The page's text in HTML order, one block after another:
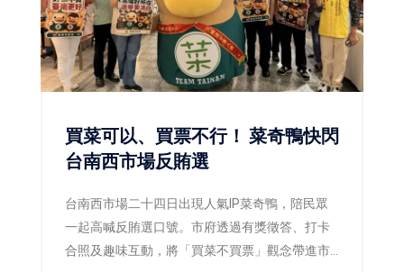
買菜可以、買票不行！ 菜奇鴨快閃
台南西市場反賄選
台南西市場二十四日出現人氣IP菜奇鴨，陪民眾
一起高喊反賄選口號。市府透過有獎徵答、打卡
合照及趣味互動，將「買菜不買票」觀念帶進市